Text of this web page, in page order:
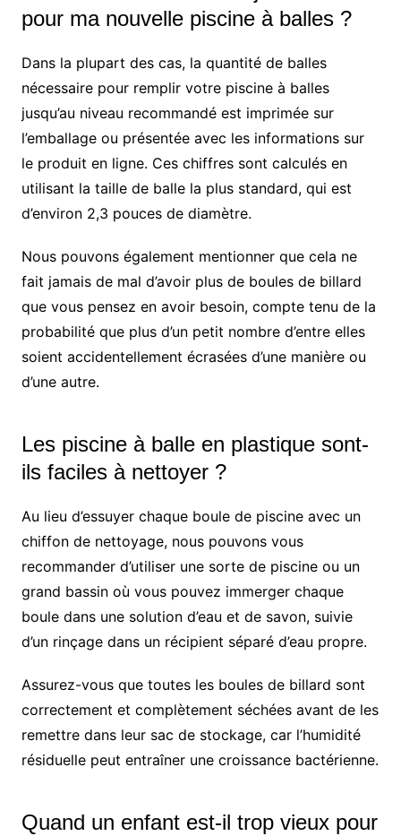
pour ma nouvelle piscine à balles ?
Dans la plupart des cas, la quantité de balles
nécessaire pour remplir votre piscine à balles
jusqu’au niveau recommandé est imprimée sur
l’emballage ou présentée avec les informations sur
le produit en ligne. Ces chiffres sont calculés en
utilisant la taille de balle la plus standard, qui est
d’environ 2,3 pouces de diamètre.
Nous pouvons également mentionner que cela ne
fait jamais de mal d’avoir plus de boules de billard
que vous pensez en avoir besoin, compte tenu de la
probabilité que plus d’un petit nombre d’entre elles
soient accidentellement écrasées d’une manière ou
d’une autre.
Les piscine à balle en plastique sont-
ils faciles à nettoyer ?
Au lieu d’essuyer chaque boule de piscine avec un
chiffon de nettoyage, nous pouvons vous
recommander d’utiliser une sorte de piscine ou un
grand bassin où vous pouvez immerger chaque
boule dans une solution d’eau et de savon, suivie
d’un rinçage dans un récipient séparé d’eau propre.
Assurez-vous que toutes les boules de billard sont
correctement et complètement séchées avant de les
remettre dans leur sac de stockage, car l’humidité
résiduelle peut entraîner une croissance bactérienne.
Quand un enfant est-il trop vieux pour